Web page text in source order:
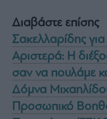
Διαβάστε επίσης
Σακελλαρίδης
Αριστερά: Η
σαν να πουλάμε
Δόμνα
Προσωπικό